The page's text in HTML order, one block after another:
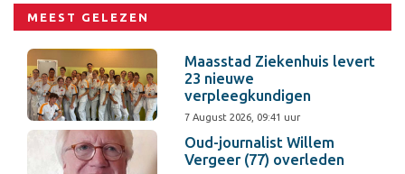
MEEST GELEZEN
Maasstad Ziekenhuis levert
23 nieuwe
verpleegkundigen
7 August 2026, 09:41 uur
Oud-journalist Willem
Vergeer (77) overleden